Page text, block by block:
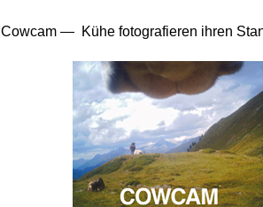
Cowcam — Kühe fotografieren ihren